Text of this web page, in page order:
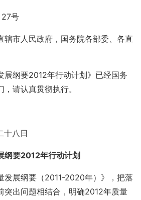
号
市人民政府，国务院各部委、各直
纲要2012年行动计划》已经国务
请认真贯彻执行。
八日
纲要2012年行动计划
展纲要（2011-2020年）》，把落
突出问题相结合，明确2012年质量